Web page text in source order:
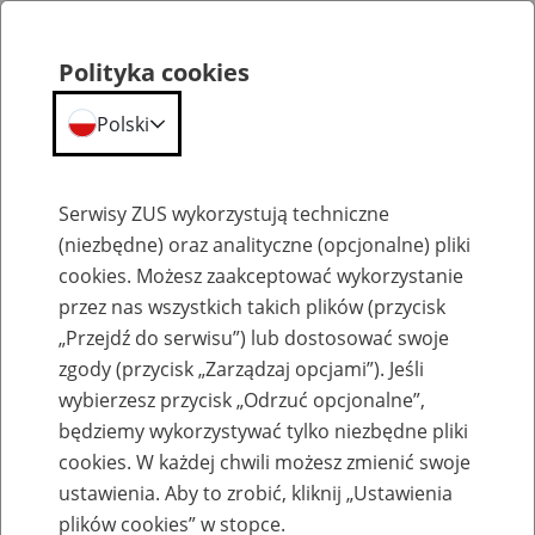
Emerytury
Baza zlikwidowanych lub
przekształconych zakładów pracy
Polityka cookies
Polski
Serwisy ZUS wykorzystują techniczne
(niezbędne) oraz analityczne (opcjonalne) pliki
cookies. Możesz zaakceptować wykorzystanie
przez nas wszystkich takich plików (przycisk
„Przejdź do serwisu”) lub dostosować swoje
zgody (przycisk „Zarządzaj opcjami”). Jeśli
wybierzesz przycisk „Odrzuć opcjonalne”,
będziemy wykorzystywać tylko niezbędne pliki
cookies. W każdej chwili możesz zmienić swoje
ustawienia. Aby to zrobić, kliknij „Ustawienia
plików cookies” w stopce.